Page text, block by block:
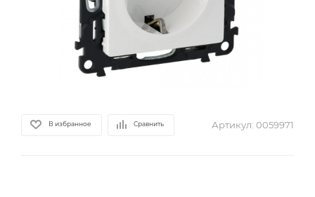
В избранное Сравнить Артикул: 0059971